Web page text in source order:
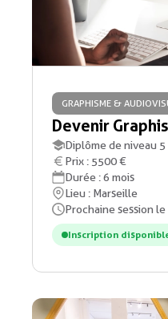
GRAPHISME &
Devenir
Diplôme de niveau 5
Prix : 5500 €
Durée : 6 mois
Lieu : Marseille
Prochaine session
Inscription